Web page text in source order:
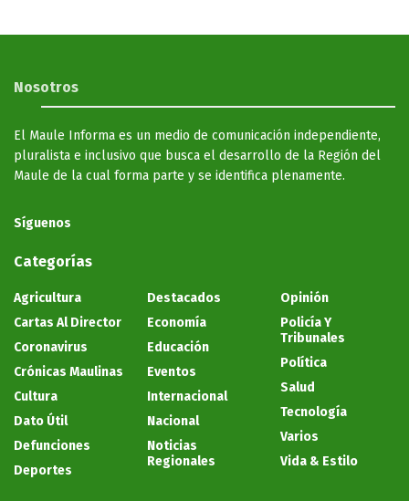
Nosotros
El Maule Informa es un medio de comunicación independiente,
pluralista e inclusivo que busca el desarrollo de la Región del
Maule de la cual forma parte y se identifica plenamente.
Síguenos
Categorías
Agricultura
Cartas Al Director
Coronavirus
Crónicas Maulinas
Cultura
Dato Útil
Defunciones
Deportes
Destacados
Economía
Educación
Eventos
Internacional
Nacional
Noticias
Regionales
Opinión
Policía Y
Tribunales
Política
Salud
Tecnología
Varios
Vida & Estilo